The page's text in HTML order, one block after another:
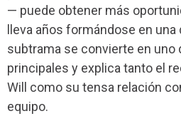
— puede obtener más
lleva años formándose en
subtrama se convierte en
principales y explica tanto el
Will como su tensa relación
equipo.